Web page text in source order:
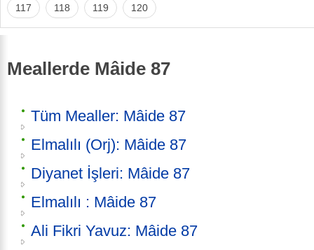
117 118 119 120
Meallerde Mâide 87
Tüm Mealler: Mâide 87
Elmalılı (Orj): Mâide 87
Diyanet İşleri: Mâide 87
Elmalılı : Mâide 87
Ali Fikri Yavuz: Mâide 87